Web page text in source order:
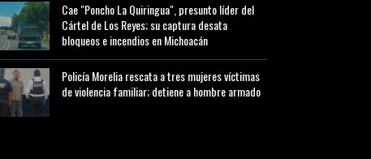
Cae "Poncho La Quiringua", presunto líder del
Cártel de Los Reyes; su captura desata
bloqueos e incendios en Michoacán
Policía Morelia rescata a tres mujeres víctimas
de violencia familiar; detiene a hombre armado